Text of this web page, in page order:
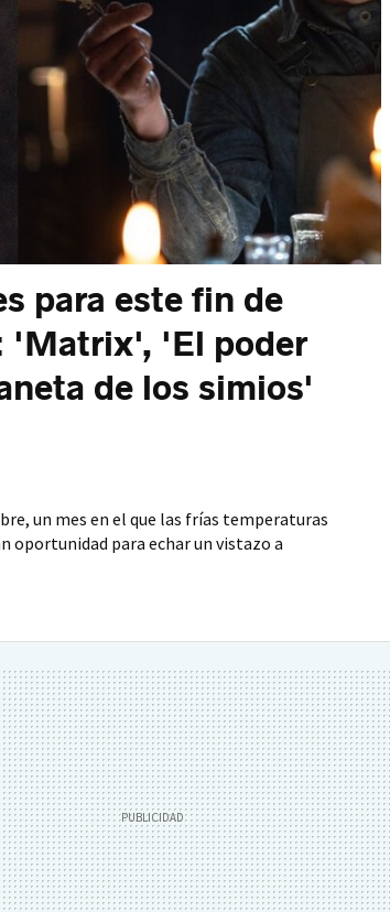
para este fin de
'Matrix', 'El poder
de los simios'
un mes en el que las frías temperaturas
oportunidad para echar un vistazo a